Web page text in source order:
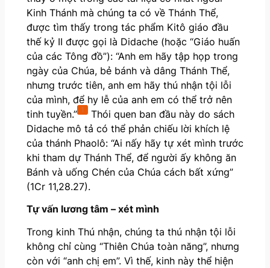
Kinh Thánh mà chúng ta có về Thánh Thể,
được tìm thấy trong tác phẩm Kitô giáo đầu
thế kỷ II được gọi là Didache (hoặc “Giáo huấn
của các Tông đồ”): “Anh em hãy tập họp trong
ngày của Chúa, bẻ bánh và dâng Thánh Thể,
nhưng trước tiên, anh em hãy thú nhận tội lỗi
của mình, để hy lễ của anh em có thể trở nên
tinh tuyền.” 1 Thói quen ban đầu này do sách
Didache mô tả có thể phản chiếu lời khích lệ
của thánh Phaolô: “Ai nấy hãy tự xét mình trước
khi tham dự Thánh Thể, để người ấy không ăn
Bánh và uống Chén của Chúa cách bất xứng”
(1Cr 11,28.27).
Tự vấn lương tâm –xét mình
Trong kinh Thú nhận, chúng ta thú nhận tội lỗi
không chỉ cùng “Thiên Chúa toàn năng”, nhưng
còn với “anh chị em”. Vì thế, kinh này thể hiện